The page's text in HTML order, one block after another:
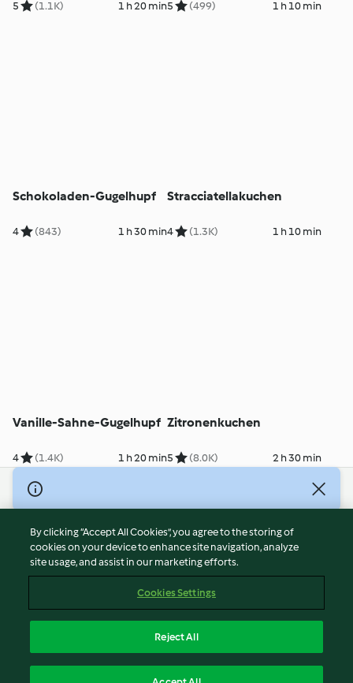
5 (1.1K) 1 h 20 min5 (499) 1 h 10 min
Schokoladen-Gugelhupf
4 (843) 1 h 30 min
Stracciatellakuchen
4 (1.3K) 1 h 10 min
Vanille-Sahne-Gugelhupf
4 (1.4K) 1 h 20 min
Zitronenkuchen
5 (8.0K) 2 h 30 min
© Copyright 2026
Terms of Service
Privacy Policy
Disclaimer
Cookies
Withdraw Contract
By clicking “Accept All Cookies”, you agree to the storing of
cookies on your device to enhance site navigation, analyze
site usage, and assist in our marketing efforts.
Cookies Settings
Reject All